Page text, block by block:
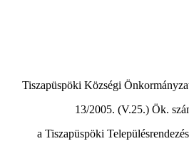
Tiszapüspöki Községi
13/2005. (V.25.) Ök.
a Tiszapüspöki